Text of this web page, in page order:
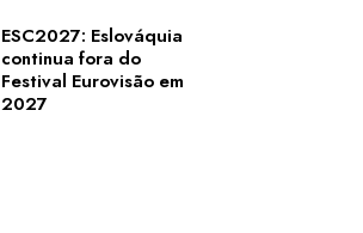
ESC2027: Eslováquia
continua fora do
Festival Eurovisão em
2027